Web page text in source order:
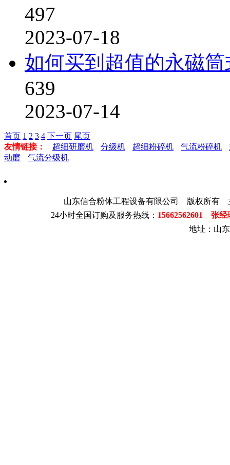
497
2023-07-18
如何买到超值的永磁
639
2023-07-14
首页 1 2 3 4 下一页 尾页
友情链接：
超细研磨机 分级机 超细粉碎机 气流粉碎机
动磨
气流分级机
山东信合粉体工程设备有限公司 版权所有
24小时全国订购及服务热线： 15662562601 张
地址：山